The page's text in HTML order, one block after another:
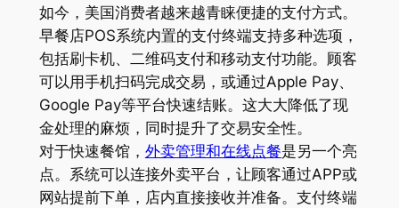
如今，美国消费者越来越青睐便捷的支付方式。
早餐店POS系统内置的支付终端支持多种选项，
包括刷卡机、二维码支付和移动支付功能。顾客
可以用手机扫码完成交易，或通过Apple Pay、
Google Pay等平台快速结账。这大大降低了现
金处理的麻烦，同时提升了交易安全性。
对于快速餐馆， 外卖管理和在线点餐是另一个亮
点。系统可以连接外卖平台，让顾客通过APP或
网站提前下单，店内直接接收并准备。支付终端